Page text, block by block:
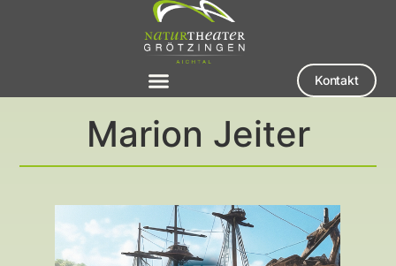
Kontakt
Marion Jeiter